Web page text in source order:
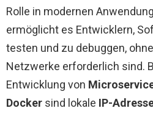
Rolle in modernen
ermöglicht es Entwicklern,
testen und zu debuggen,
Netzwerke erforderlich sind.
Entwicklung von
Docker sind lokale IP-